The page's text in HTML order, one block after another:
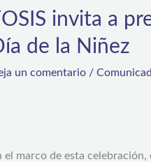
invita a
de la Niñez
un comentario /
el marco de esta